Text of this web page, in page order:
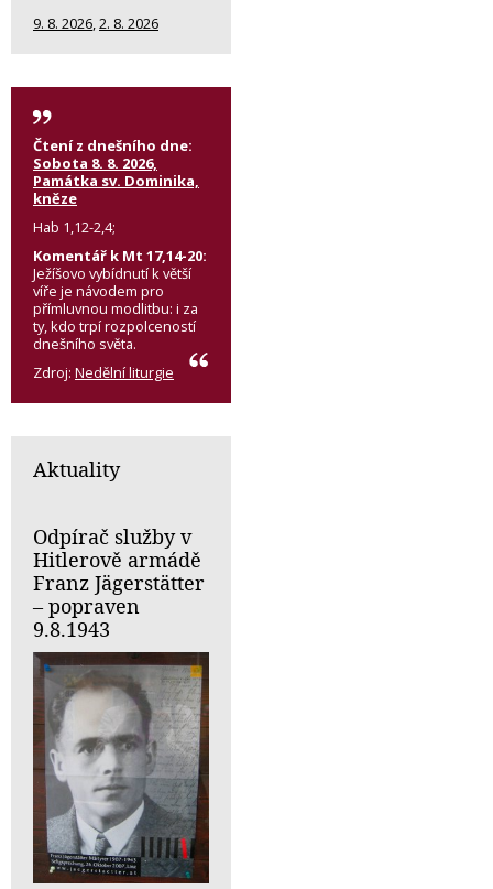
9. 8. 2026,2. 8. 2026
Čtení z dnešního dne:
Sobota 8. 8. 2026,
Památka sv. Dominika,
kněze
Hab 1,12-2,4;
Komentář k Mt 17,14-20:
Ježíšovo vybídnutí k větší
víře je návodem pro
přímluvnou modlitbu: i za
ty, kdo trpí rozpolceností
dnešního světa.
Zdroj: Nedělní liturgie
Aktuality
Odpírač služby v
Hitlerově armádě
Franz Jägerstätter
– popraven
9.8.1943